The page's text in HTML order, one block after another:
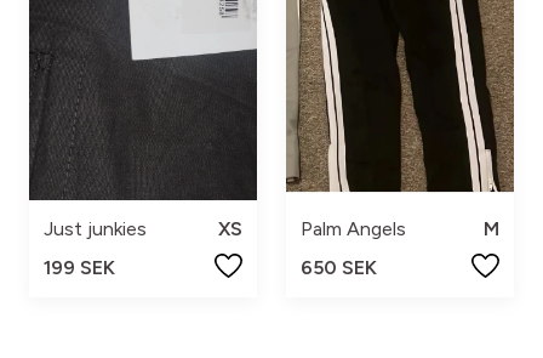
Just junkies
XS
199 SEK
Palm Angels
M
650 SEK